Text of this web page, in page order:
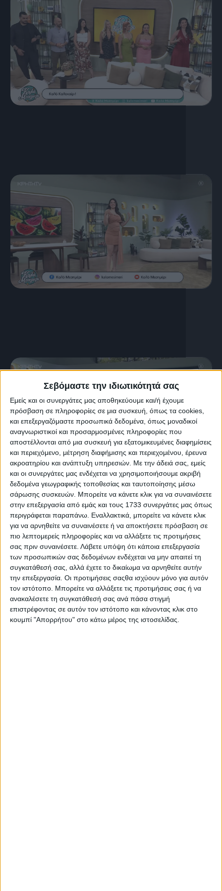
Σεβόμαστε την ιδιωτικότητά σας
Εμείς και οι συνεργάτες μας αποθηκεύουμε και/ή έχουμε
πρόσβαση σε πληροφορίες σε μια συσκευή, όπως τα cookies,
και επεξεργαζόμαστε προσωπικά δεδομένα, όπως μοναδικοί
αναγνωριστικοί και προσαρμοσμένες πληροφορίες που
αποστέλλονται από μια συσκευή για εξατομικευμένες διαφημίσεις
και περιεχόμενο, μέτρηση διαφήμισης και περιεχομένου, έρευνα
ακροατηρίου και ανάπτυξη υπηρεσιών. Με την άδειά σας, εμείς
και οι συνεργάτες μας ενδέχεται να χρησιμοποιήσουμε ακριβή
δεδομένα γεωγραφικής τοποθεσίας και ταυτοποίησης μέσω
σάρωσης συσκευών. Μπορείτε να κάνετε κλικ για να συναινέσετε
στην επεξεργασία από εμάς και τους 1733 συνεργάτες μας όπως
περιγράφεται παραπάνω. Εναλλακτικά, μπορείτε να κάνετε κλικ
για να αρνηθείτε να συναινέσετε ή να αποκτήσετε πρόσβαση σε
πιο λεπτομερείς πληροφορίες και να αλλάξετε τις προτιμήσεις
σας πριν συναινέσετε. Λάβετε υπόψη ότι κάποια επεξεργασία
των προσωπικών σας δεδομένων ενδέχεται να μην απαιτεί τη
συγκατάθεσή σας, αλλά έχετε το δικαίωμα να αρνηθείτε αυτήν
την επεξεργασία. Οι προτιμήσεις σαςθα ισχύουν μόνο για αυτόν
τον ιστότοπο. Μπορείτε να αλλάξετε τις προτιμήσεις σας ή να
ανακαλέσετε τη συγκατάθεσή σας ανά πάσα στιγμή
επιστρέφοντας σε αυτόν τον ιστότοπο και κάνοντας κλικ στο
κουμπί "Απορρήτου" στο κάτω μέρος της ιστοσελίδας.
15 Ιουλίου, 2026
ΚΑΛΟ ΜΕΣΗΜΕΡΙ 15.07.2026